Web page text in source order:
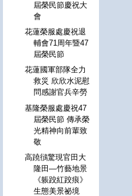
屆榮民節慶祝大
會
花蓮榮服處慶祝退
輔會71周年暨47
屆榮民節
花蓮國軍部隊全力
救災 欣欣水泥慰
問感謝官兵辛勞
基隆榮服處慶祝47
屆榮民節 傳承榮
光精神向前輩致
敬
高蹺鴴驚現官田大
隆田—竹藝地景
《躼跤紅跤痕》
生態美景祕境